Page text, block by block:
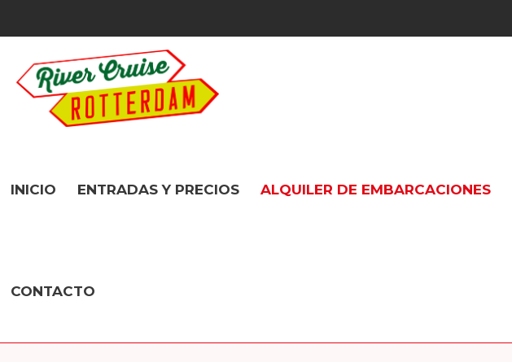
INICIO ENTRADAS Y PRECIOS ALQUILER DE EMBARCACIONES
CONTACTO